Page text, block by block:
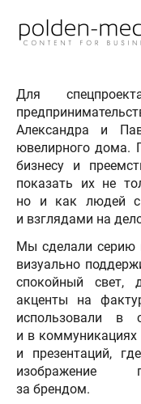
Для
Александра и
ювелирного дома.
бизнесу и
показать их не
но и как людей с
и взглядами на
Мы сделали серию
визуально
спокойный свет,
акценты на
использовали в
и в
и презентаций,
изображение
за брендом.